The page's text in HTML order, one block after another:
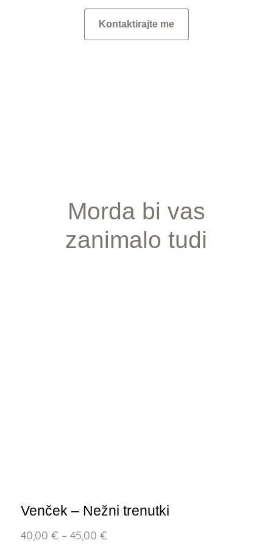
Kontaktirajte me
Morda bi vas
zanimalo tudi
Venček – Nežni trenutki
40,00 € – 45,00 €